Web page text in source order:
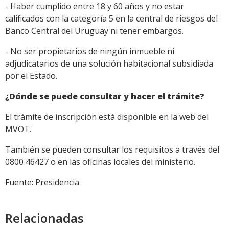
- Haber cumplido entre 18 y 60 años y no estar
calificados con la categoría 5 en la central de riesgos del
Banco Central del Uruguay ni tener embargos.
- No ser propietarios de ningún inmueble ni
adjudicatarios de una solución habitacional subsidiada
por el Estado.
¿Dónde se puede consultar y hacer el trámite?
El trámite de inscripción está disponible en la web del
MVOT.
También se pueden consultar los requisitos a través del
0800 46427 o en las oficinas locales del ministerio.
Fuente: Presidencia
Relacionadas